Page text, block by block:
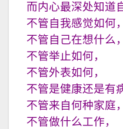
而内心最深处知道
不管自我感觉如何，
不管自己在想什么，
不管举止如何，
不管外表如何，
不管是健康还是有
不管来自何种家庭，
不管做什么工作，